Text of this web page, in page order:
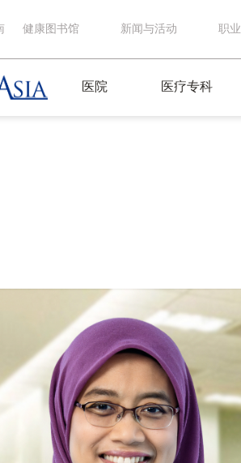
健康图书馆 新闻与活动 职业
医院 医疗专科